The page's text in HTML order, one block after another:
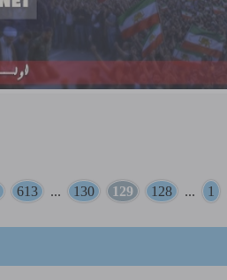
1
...
128
129
130
...
613